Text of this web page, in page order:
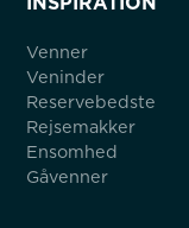
Venner
Veninder
Reservebedste
Rejsemakker
Ensomhed
Gåvenner